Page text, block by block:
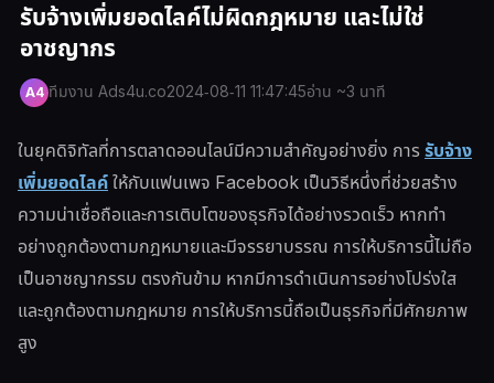
รับจ้างเพิ่มยอดไลค์ไม่ผิดกฎหมาย และไม่ใช่
อาชญากร
A4 ทีมงาน Ads4u.co2024-08-11 11:47:45อ่าน ~3 นาที
ในยุคดิจิทัลที่การตลาดออนไลน์มีความสำคัญอย่างยิ่ง การรับจ้าง
เพิ่มยอดไลค์ให้กับแฟนเพจ Facebook เป็นวิธีหนึ่งที่ช่วยสร้าง
ความน่าเชื่อถือและการเติบโตของธุรกิจได้อย่างรวดเร็ว หากทำ
อย่างถูกต้องตามกฎหมายและมีจรรยาบรรณ การให้บริการนี้ไม่ถือ
เป็นอาชญากรรม ตรงกันข้าม หากมีการดำเนินการอย่างโปร่งใส
และถูกต้องตามกฎหมาย การให้บริการนี้ถือเป็นธุรกิจที่มีศักยภาพ
สูง